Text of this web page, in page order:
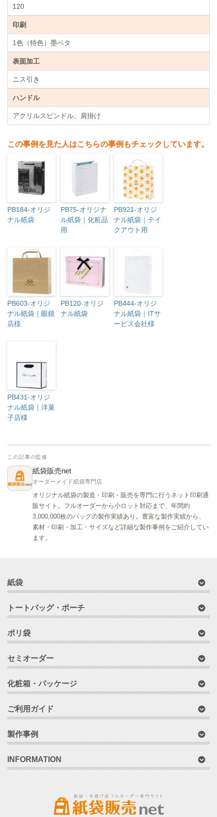
120
印刷
1色（特色）墨ベタ
表面加工
ニス引き
ハンドル
アクリルスピンドル、肩掛け
この事例を見た人はこちらの事例もチェックしています。
PB184-オリジ
ナル紙袋
PB75-オリジナ
ル紙袋｜化粧品
用
PB921-オリジ
ナル紙袋｜テイ
クアウト用
PB603-オリジ
ナル紙袋｜眼鏡
店様
PB120-オリジ
ナル紙袋
PB444-オリジ
ナル紙袋｜ITサ
ービス会社様
PB431-オリジ
ナル紙袋｜洋菓
子店様
この記事の監修
紙袋販売net
オーダーメイド紙袋専門店
オリジナル紙袋の製造・印刷・販売を専門に行うネット印刷通
販サイト。フルオーダーから小ロット対応まで、年間約
3,000,000枚のバッグの製作実績あり。豊富な製作実績から、
素材・印刷・加工・サイズなど詳細な製作事例をご紹介してい
ます。
紙袋
トートバッグ・ポーチ
ポリ袋
セミオーダー
化粧箱・パッケージ
ご利用ガイド
製作事例
INFORMATION